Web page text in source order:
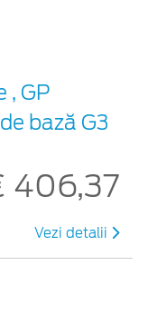
, GP
bază G3
406,37
Vezi detalii